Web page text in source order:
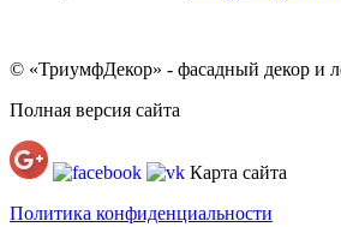
© «ТриумфДекор» - фасадный декор и
Полная версия сайта
Карта сайта
Политика конфиденциальности